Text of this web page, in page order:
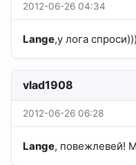
2012-06-26 04:34
Lange,у лога спроси)))
vlad1908
2012-06-26 06:28
Lange, повежлевей!